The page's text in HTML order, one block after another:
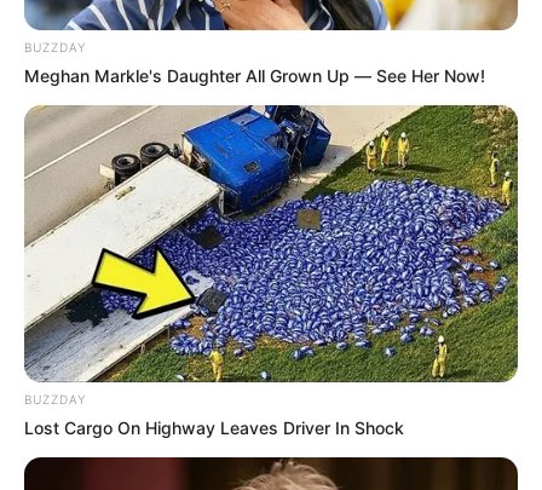
La Personería visitó
investigar presuntos
"contratos corbata"
NOTICIAS MEDELLÍN
Telemedellín dice que
pagó por los derechos
musicales para una serie
sobre la vida de Darío
Gómez
irregularidades en
BUZZDAY
Meghan Markle's Daughter All Grown Up — See Her Now!
BUZZDAY
Lost Cargo On Highway Leaves Driver In Shock